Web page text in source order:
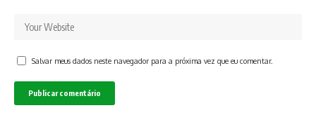
Salvar meus dados neste navegador para a próxima vez que eu comentar.